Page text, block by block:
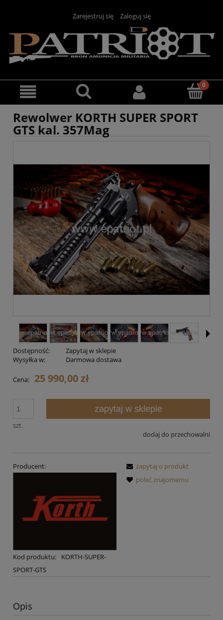
Zarejestruj się Zaloguj się
Rewolwer KORTH SUPER SPORT
GTS kal. 357Mag
Dostępność:
Zapytaj w sklepie
Wysyłka w:
Darmowa dostawa
Cena: 25 990,00 zł
szt.
zapytaj w sklepie
dodaj do przechowalni
Producent:
Kod produktu:
KORTH-SUPER-
SPORT-GTS
zapytaj o produkt
poleć znajomemu
Opis